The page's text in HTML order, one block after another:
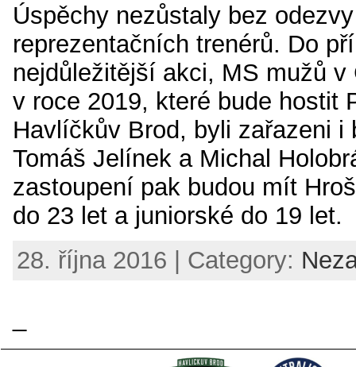
Úspěchy nezůstaly bez
reprezentačních trenérů. Do
nejdůležitější akci, MS mužů v
v roce 2019, které bude hostit
Havlíčkův Brod, byli zařazeni i
Tomáš Jelínek a Michal
zastoupení pak budou mít
do 23 let a juniorské do 19 let.
28. října 2016 | Category: